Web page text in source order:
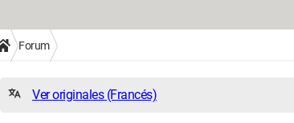
Forum
Ver originales (Francés)